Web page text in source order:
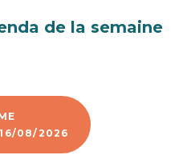
de la semaine
08/2026